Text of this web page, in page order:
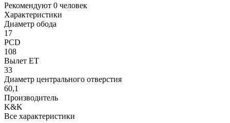
Рекомендуют 0 человек
Характеристики
Диаметр обода
17
PCD
108
Вылет ET
33
Диаметр центрального отверстия
60,1
Производитель
K&K
Все характеристики